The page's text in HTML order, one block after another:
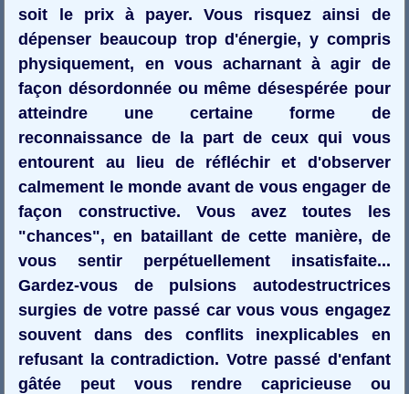
soit le prix à payer. Vous risquez ainsi de
dépenser beaucoup trop d'énergie, y compris
physiquement, en vous acharnant à agir de
façon désordonnée ou même désespérée pour
atteindre une certaine forme de
reconnaissance de la part de ceux qui vous
entourent au lieu de réfléchir et d'observer
calmement le monde avant de vous engager de
façon constructive. Vous avez toutes les
"chances", en bataillant de cette manière, de
vous sentir perpétuellement insatisfaite...
Gardez-vous de pulsions autodestructrices
surgies de votre passé car vous vous engagez
souvent dans des conflits inexplicables en
refusant la contradiction. Votre passé d'enfant
gâtée peut vous rendre capricieuse ou